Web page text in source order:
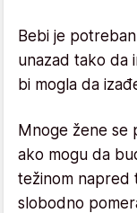
Bebi je
unazad tako da
bi mogla da
Mnoge žene se
ako mogu da
težinom napred
slobodno